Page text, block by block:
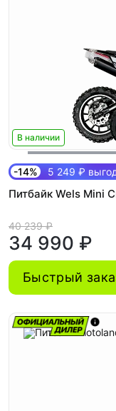
В наличии
-14% 5 249 ₽
Питбайк Wels Mini
40 239 ₽
34 990 ₽
Быстрый